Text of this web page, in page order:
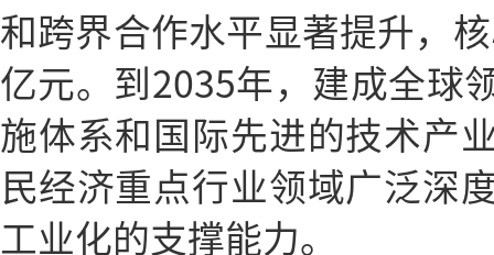
和跨界合作水平显著提升，
亿元。到2035年，建成全球
施体系和国际先进的技术产
民经济重点行业领域广泛深
工业化的支撑能力。